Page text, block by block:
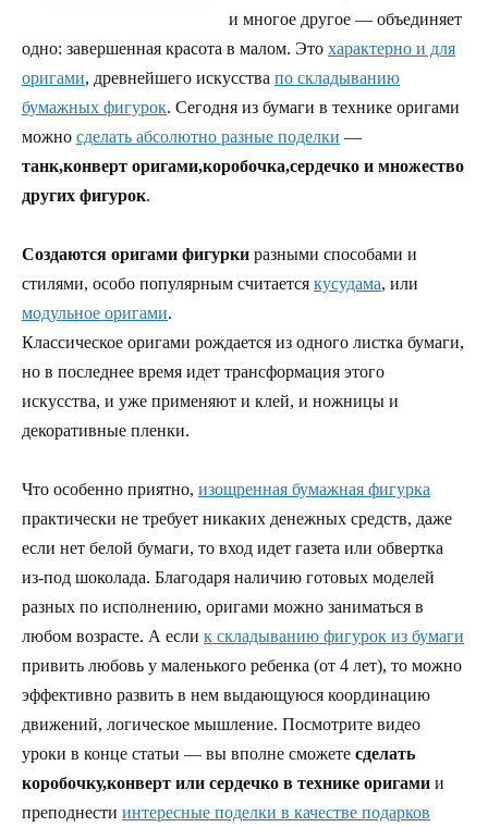
и многое другое — объединяет
одно: завершенная красота в малом. Это характерно и для
оригами, древнейшего искусства по складыванию
бумажных фигурок. Сегодня из бумаги в технике оригами
можно сделать абсолютно разные поделки —
танк,конверт оригами,коробочка,сердечко и множество
других фигурок.
Создаются оригами фигурки разными способами и
стилями, особо популярным считается кусудама, или
модульное оригами.
Классическое оригами рождается из одного листка бумаги,
но в последнее время идет трансформация этого
искусства, и уже применяют и клей, и ножницы и
декоративные пленки.
Что особенно приятно, изощренная бумажная фигурка
практически не требует никаких денежных средств, даже
если нет белой бумаги, то вход идет газета или обвертка
из-под шоколада. Благодаря наличию готовых моделей
разных по исполнению, оригами можно заниматься в
любом возрасте. А если к складыванию фигурок из бумаги
привить любовь у маленького ребенка (от 4 лет), то можно
эффективно развить в нем выдающуюся координацию
движений, логическое мышление. Посмотрите видео
уроки в конце статьи — вы вполне сможете сделать
коробочку,конверт или сердечко в технике оригами и
преподнести интересные поделки в качестве подарков